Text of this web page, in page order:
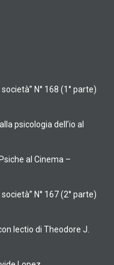
N° 168 (1° parte)
psicologia dell’io al
al Cinema –
N° 167 (2° parte)
lectio di Theodore J.